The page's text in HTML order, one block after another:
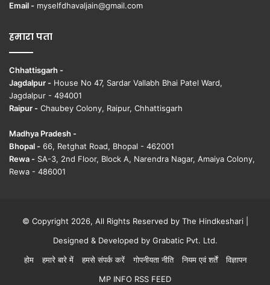
Email - myselfdhavaljain@gmail.com
हमारा पता
Chhattisgarh -
Jagdalpur - House No 47, Sardar Vallabh Bhai Patel Ward,
Jagdalpur - 494001
Raipur - Chaubey Colony, Raipur, Chhattisgarh
Madhya Pradesh -
Bhopal - 66, Retghat Road, Bhopal - 462001
Rewa - SA-3, 2nd Floor, Block A, Narendra Nagar, Amaiya Colony,
Rewa - 486001
© Copyright 2026, All Rights Reserved by The Hindkeshari |
Designed & Developed by Grabatic Pvt. Ltd.
होम
हमारे बारे में हमसे संपर्क करें गोपनीयता नीति नियम एवं शर्तें
विज्ञापन
MP INFO RSS FEED